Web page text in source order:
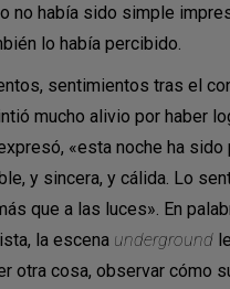
no había sido simple
lo había percibido.
sentimientos tras el
mucho alivio por haber
«esta noche ha sido
y sincera, y cálida. Lo
que a las luces». En
la escena underground
otra cosa, observar cómo